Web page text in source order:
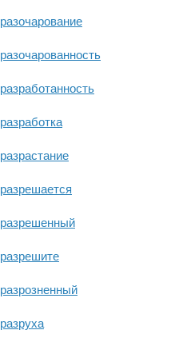
разочарование
разочарованность
разработанность
разработка
разрастание
разрешается
разрешенный
разрешите
разрозненный
разруха